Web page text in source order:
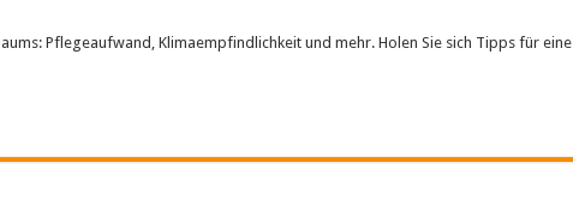
Pflegeaufwand, Klimaempfindlichkeit und mehr. Holen Sie sich Tipps für eine